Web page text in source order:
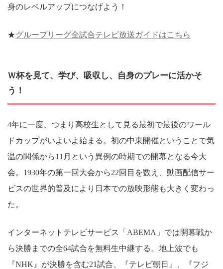
身のレベルアップにつなげよう！
★グループリーグ全試合テレビ放送ガイドはこちら
Ｗ杯を見て、学び、吸収し、自身のプレーに活かそ
う！
4年に一度、つまり高校生として見る最初で最後のワール
ドカップがいよいよ始まる。初の中東開催ということで気
温の関係から11月という異例の時期での開幕となる今大
会。1930年の第一回大会から22回目を数え、動画配信サー
ビスの世界的普及により日本での放映形態も大きく変わっ
た。
インターネットテレビサービス「ABEMA」では開幕戦か
ら決勝までの全64試合を無料生中継する。地上波でも
『NHK』が決勝を含む21試合、『テレビ朝日』、『フジ